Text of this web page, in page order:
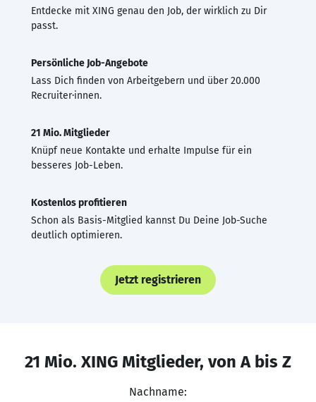
Entdecke mit XING genau den Job, der wirklich zu Dir
passt.
Persönliche Job-Angebote
Lass Dich finden von Arbeitgebern und über 20.000
Recruiter·innen.
21 Mio. Mitglieder
Knüpf neue Kontakte und erhalte Impulse für ein
besseres Job-Leben.
Kostenlos profitieren
Schon als Basis-Mitglied kannst Du Deine Job-Suche
deutlich optimieren.
Jetzt registrieren
21 Mio. XING Mitglieder, von A bis Z
Nachname: